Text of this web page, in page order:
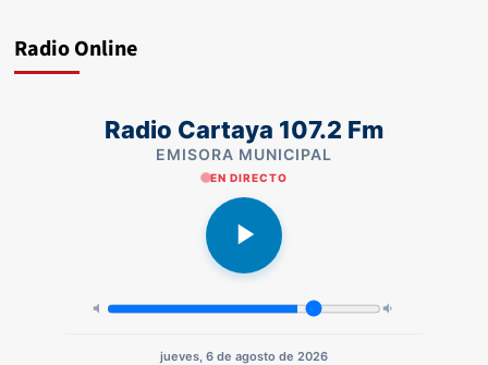
Radio Online
Radio Cartaya 107.2 Fm
EMISORA MUNICIPAL
EN DIRECTO
jueves, 6 de agosto de 2026